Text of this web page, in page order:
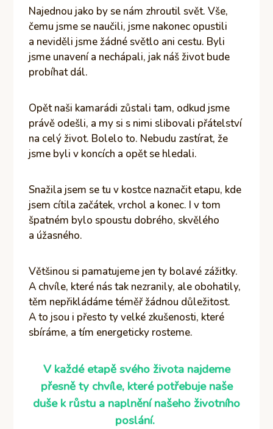
Najednou jako by se nám zhroutil svět. Vše,
čemu jsme se naučili, jsme nakonec opustili
a neviděli jsme žádné světlo ani cestu. Byli
jsme unavení a nechápali, jak náš život bude
probíhat dál.
Opět naši kamarádi zůstali tam, odkud jsme
právě odešli, a my si s nimi slibovali přátelství
na celý život. Bolelo to. Nebudu zastírat, že
jsme byli v koncích a opět se hledali.
Snažila jsem se tu v kostce naznačit etapu, kde
jsem cítila začátek, vrchol a konec. I v tom
špatném bylo spoustu dobrého, skvělého
a úžasného.
Většinou si pamatujeme jen ty bolavé zážitky.
A chvíle, které nás tak nezranily, ale obohatily,
těm nepřikládáme téměř žádnou důležitost.
A to jsou i přesto ty velké zkušenosti, které
sbíráme, a tím energeticky rosteme.
V každé etapě svého života najdeme
přesně ty chvíle, které potřebuje naše
duše k růstu a naplnění našeho životního
poslání.